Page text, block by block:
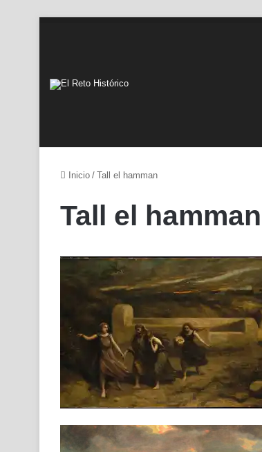
Inicio / Tall el hamman
Tall el hamman